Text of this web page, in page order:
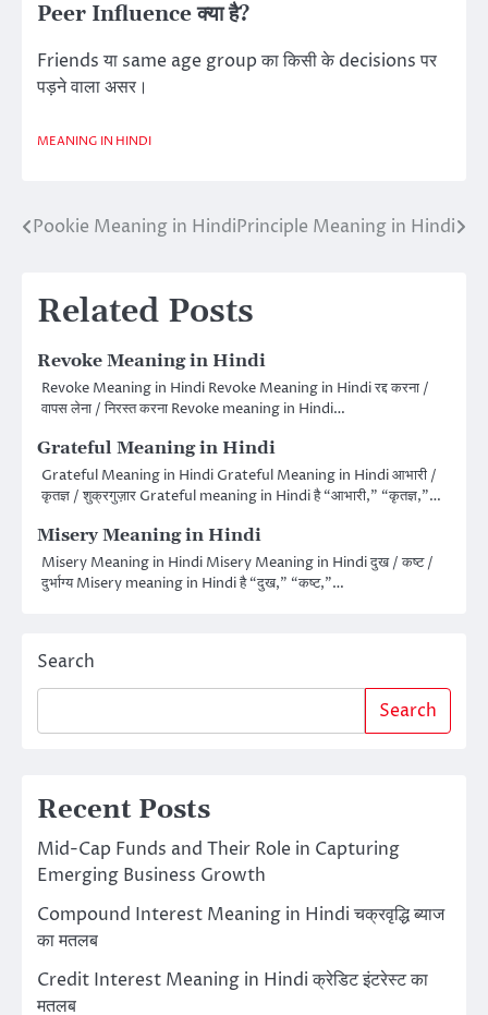
Peer Influence क्या है?
Friends या same age group का किसी के decisions पर
पड़ने वाला असर।
MEANING IN HINDI
Post
Pookie Meaning in HindiPrinciple Meaning in Hindi
Related Posts
Revoke Meaning in Hindi
Revoke Meaning in Hindi Revoke Meaning in Hindi रद्द करना /
वापस लेना / निरस्त करना Revoke meaning in Hindi…
Grateful Meaning in Hindi
Grateful Meaning in Hindi Grateful Meaning in Hindi आभारी /
कृतज्ञ / शुक्रगुज़ार Grateful meaning in Hindi है “आभारी,” “कृतज्ञ,”…
Misery Meaning in Hindi
Misery Meaning in Hindi Misery Meaning in Hindi दुख / कष्ट /
दुर्भाग्य Misery meaning in Hindi है “दुख,” “कष्ट,”…
Search
Search
Recent Posts
Mid-Cap Funds and Their Role in Capturing
Emerging Business Growth
Compound Interest Meaning in Hindi चक्रवृद्धि ब्याज
का मतलब
Credit Interest Meaning in Hindi क्रेडिट इंटरेस्ट का
मतलब